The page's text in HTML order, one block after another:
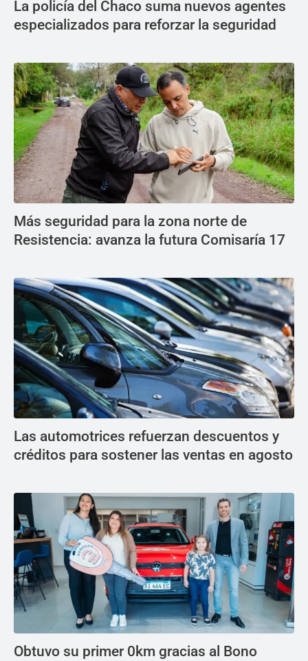
La policía del Chaco suma nuevos agentes
especializados para reforzar la seguridad
Más seguridad para la zona norte de
Resistencia: avanza la futura Comisaría 17
Las automotrices refuerzan descuentos y
créditos para sostener las ventas en agosto
Obtuvo su primer 0km gracias al Bono